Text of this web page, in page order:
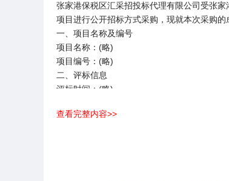
张家港保税区汇采招投标代理有限公司受张
项目进行公开招标方式采购，现就本次采购的
一、项目名称及编号
项目名称：(略)
项目编号：(略)
二、评标信息
评标时间：(略)
评标委员会名单：(略)
查看完整内容>>